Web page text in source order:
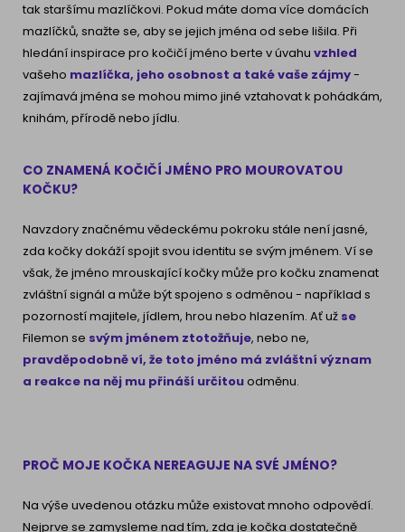
tak staršímu mazlíčkovi. Pokud máte doma více domácích
mazlíčků, snažte se, aby se jejich jména od sebe lišila. Při
hledání inspirace pro kočičí jméno berte v úvahu vzhled
vašeho mazlíčka, jeho osobnost a také vaše zájmy-
zajímavá jména se mohou mimo jiné vztahovat k pohádkám,
knihám, přírodě nebo jídlu.
CO ZNAMENÁ KOČIČÍ JMÉNO PRO MOUROVATOU
KOČKU?
Navzdory značnému vědeckému pokroku stále není jasné,
zda kočky dokáží spojit svou identitu se svým jménem. Ví se
však, že jméno mrouskající kočky může pro kočku znamenat
zvláštní signál a může být spojeno s odměnou - například s
pozorností majitele, jídlem, hrou nebo hlazením. Ať už se
Filemon se svým jménem ztotožňuje, nebo ne,
pravděpodobně ví, že toto jméno má zvláštní význam
a reakce na něj mu přináší určitouodměnu.
PROČ MOJE KOČKA NEREAGUJE NA SVÉ JMÉNO?
Na výše uvedenou otázku může existovat mnoho odpovědí.
Nejprve se zamysleme nad tím, zda je kočka dostatečně